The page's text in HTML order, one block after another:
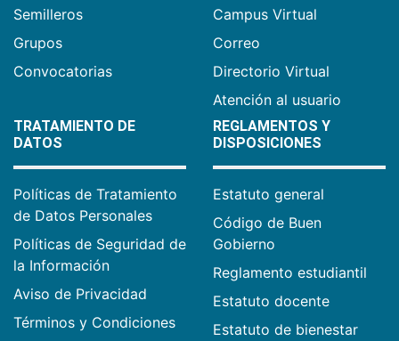
Semilleros
Grupos
Convocatorias
Campus Virtual
Correo
Directorio Virtual
Atención al usuario
TRATAMIENTO DE
DATOS
Políticas de Tratamiento
de Datos Personales
Políticas de Seguridad de
la Información
Aviso de Privacidad
Términos y Condiciones
REGLAMENTOS Y
DISPOSICIONES
Estatuto general
Código de Buen
Gobierno
Reglamento estudiantil
Estatuto docente
Estatuto de bienestar